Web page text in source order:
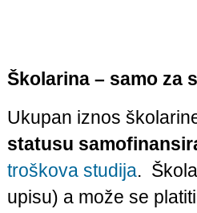
Školarina – samo za
Ukupan iznos
statusu
troškova studija.
upisu) a može se